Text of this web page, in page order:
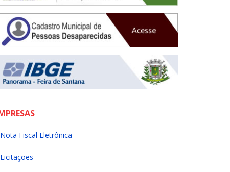
Nota Fiscal Eletrônica
Licitações